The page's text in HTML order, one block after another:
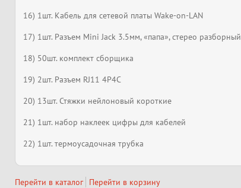
16) 1шт. Кабель для сетевой платы Wake-on-LAN
17) 1шт. Разъем Mini Jack 3.5мм, «папа», стерео разборный
18) 50шт. комплект сборщика
19) 2шт. Разъем RJ11 4P4C
20) 13шт. Стяжки нейлоновый короткие
21) 1шт. набор наклеек цифры для кабелей
22) 1шт. термоусадочная трубка
Перейти в каталог Перейти в корзину